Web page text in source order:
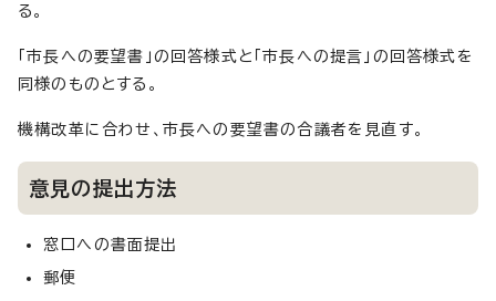
る。
「市長への要望書」の回答様式と「市長への提言」の回答様式を
同様のものとする。
機構改革に合わせ、市長への要望書の合議者を見直す。
意見の提出方法
窓口への書面提出
郵便